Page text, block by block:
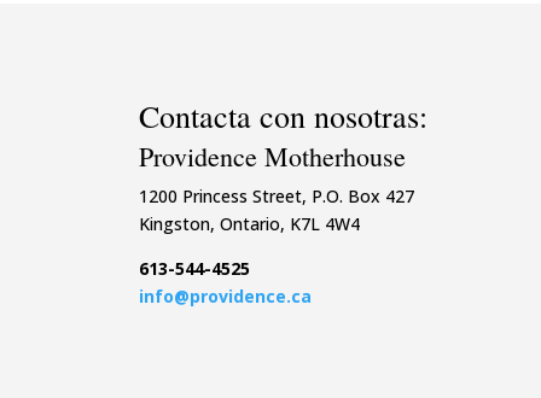
Contacta con nosotras:
Providence Motherhouse
1200 Princess Street, P.O. Box 427
Kingston, Ontario, K7L 4W4
613-544-4525
info@providence.ca